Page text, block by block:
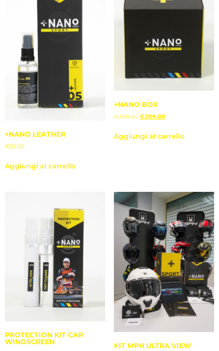
+NANO LEATHER
€51.00
Aggiungi al carrello
+NANO BOX
€329.00 €299.00
Aggiungi al carrello
PROTECTION KIT CAR
WINDSCREEN KIT MPH ULTRA VIEW